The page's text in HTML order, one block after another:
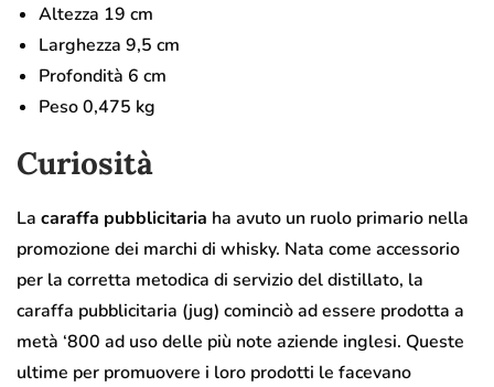
Altezza 19 cm
Larghezza 9,5 cm
Profondità 6 cm
Peso 0,475 kg
Curiosità
La caraffa pubblicitaria ha avuto un ruolo primario nella
promozione dei marchi di whisky. Nata come accessorio
per la corretta metodica di servizio del distillato, la
caraffa pubblicitaria (jug) cominciò ad essere prodotta a
metà ‘800 ad uso delle più note aziende inglesi. Queste
ultime per promuovere i loro prodotti le facevano